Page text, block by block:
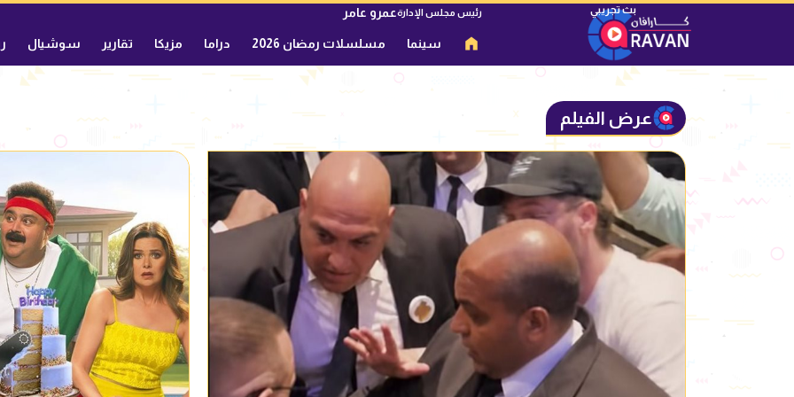
رئيس مجلس الإدارةعمرو عامر
سينما مسلسلات رمضان 2026 دراما مزيكا تقارير سوشيال
عرض الفيلم